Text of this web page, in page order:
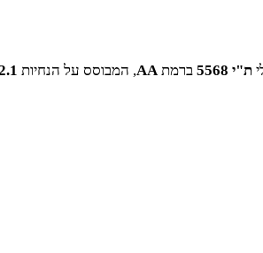
ת"י 5568 ברמתAA, המבוסס על הנחיות